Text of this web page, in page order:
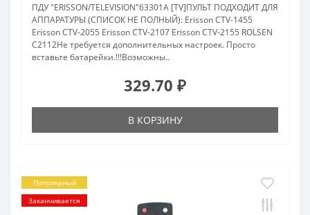
ПДУ "ERISSON/TELEVISION"63301A [TV]ПУЛЬТ ПОДХОДИТ ДЛЯ
АППАРАТУРЫ (СПИСОК НЕ ПОЛНЫЙ): Erisson CTV-1455
Erisson CTV-2055 Erisson CTV-2107 Erisson CTV-2155 ROLSEN
C2112Не требуется дополнительных настроек. Просто
вставьте батарейки.!!!Возможны..
329.70 ₽
В КОРЗИНУ
Популярный
Заканчивается